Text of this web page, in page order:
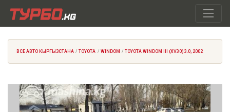
ВСЕ АВТО КЫРГЫЗСТАНА TOYOTA WINDOM TOYOTA WINDOM III (XV30) 3.0, 2002